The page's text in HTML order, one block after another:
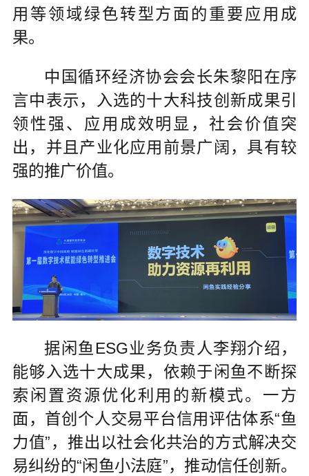
用等领域绿色转型方面的重要应用成
果。
中国循环经济协会会长朱黎阳在序
言中表示，入选的十大科技创新成果引
领性强、应用成效明显，社会价值突
出，并且产业化应用前景广阔，具有较
强的推广价值。
据闲鱼ESG业务负责人李翔介绍，
能够入选十大成果，依赖于闲鱼不断探
索闲置资源优化利用的新模式。一方
面，首创个人交易平台信用评估体系“鱼
力值”，推出以社会化共治的方式解决交
易纠纷的“闲鱼小法庭”，推动信任创新。